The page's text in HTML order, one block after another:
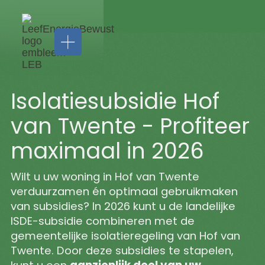
Installatie
Zonnepanelen
Thuisbatterijen
Airco's
Laadpalen
Isolatie
Vloerisolatie
Spouwmuurisolatie
LEB
Service
&
Zakelijk
Isolatiesubsidie Hof
van Twente - Profiteer
maximaal in 2026
Wilt u uw woning in Hof van Twente
verduurzamen én optimaal gebruikmaken
van subsidies? In 2026 kunt u de landelijke
ISDE-subsidie combineren met de
gemeentelijke isolatieregeling van Hof van
Twente. Door deze subsidies te stapelen,